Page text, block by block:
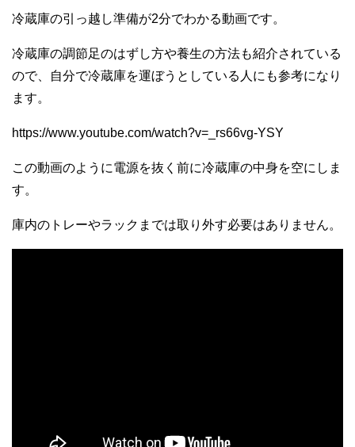
冷蔵庫の引っ越し準備が2分でわかる動画です。
冷蔵庫の調節足のはずし方や養生の方法も紹介されている
ので、自分で冷蔵庫を運ぼうとしている人にも参考になり
ます。
https://www.youtube.com/watch?v=_rs66vg-YSY
この動画のように電源を抜く前に冷蔵庫の中身を空にしま
す。
庫内のトレーやラックまでは取り外す必要はありません。